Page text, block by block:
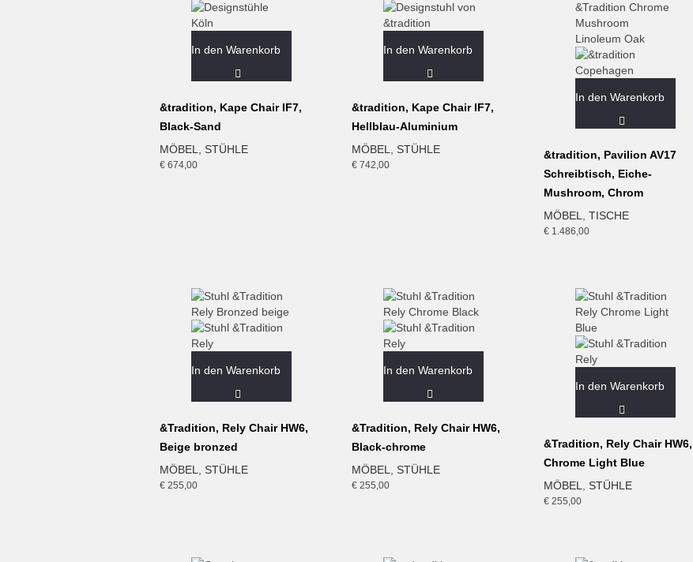
In den Warenkorb
&tradition, Kape Chair IF7,
Black-Sand
MÖBEL
STÜHLE
€ 674,00
In den Warenkorb
&tradition, Kape Chair IF7,
Hellblau-Aluminium
MÖBEL
STÜHLE
€742,00
In den Warenkorb
&tradition, Pavilion AV17
Schreibtisch, Eiche-
Mushroom, Chrom
MÖBEL
TISCHE
€1.486,00
In den Warenkorb
&Tradition, Rely Chair HW6,
Beige bronzed
MÖBEL
STÜHLE
€ 255,00
In den Warenkorb
&Tradition, Rely Chair HW6,
Black-chrome
MÖBEL
STÜHLE
€255,00
In den Warenkorb
&Tradition, Rely Chair HW6,
Chrome Light Blue
MÖBEL
STÜHLE
€255,00